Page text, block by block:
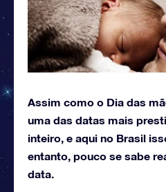
Assim como o Dia das
uma das datas mais
inteiro, e aqui no Brasil
entanto, pouco se sabe
data.